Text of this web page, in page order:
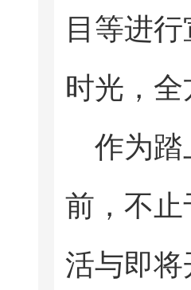
目等进
时光，
作为踏
前，不止
活与即